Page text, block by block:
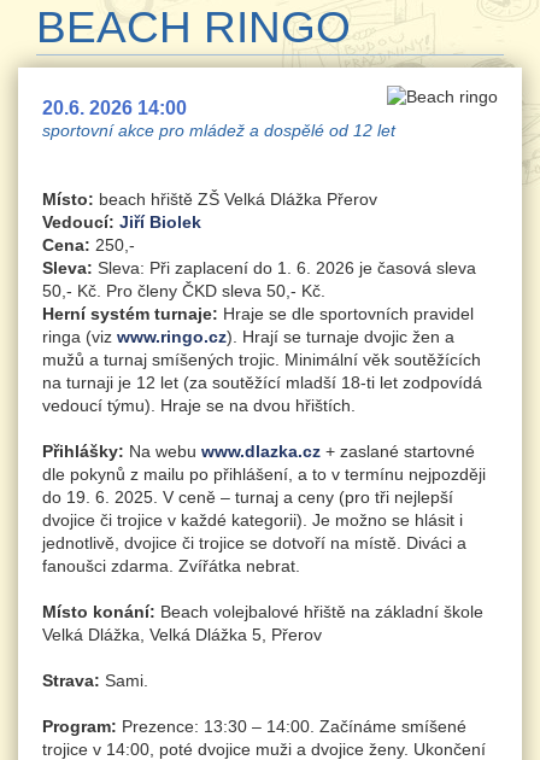
BEACH RINGO
20.6. 2026 14:00
sportovní akce pro mládež a dospělé od 12 let
Místo: beach hřiště ZŠ Velká Dlážka Přerov
Vedoucí: Jiří Biolek
Cena: 250,-
Sleva: Sleva: Při zaplacení do 1. 6. 2026 je časová sleva
50,- Kč. Pro členy ČKD sleva 50,- Kč.
Herní systém turnaje: Hraje se dle sportovních pravidel
ringa (viz www.ringo.cz). Hrají se turnaje dvojic žen a
mužů a turnaj smíšených trojic. Minimální věk soutěžících
na turnaji je 12 let (za soutěžící mladší 18-ti let zodpovídá
vedoucí týmu). Hraje se na dvou hřištích.
Přihlášky: Na webu www.dlazka.cz + zaslané startovné
dle pokynů z mailu po přihlášení, a to v termínu nejpozději
do 19. 6. 2025. V ceně – turnaj a ceny (pro tři nejlepší
dvojice či trojice v každé kategorii). Je možno se hlásit i
jednotlivě, dvojice či trojice se dotvoří na místě. Diváci a
fanoušci zdarma. Zvířátka nebrat.
Místo konání: Beach volejbalové hřiště na základní škole
Velká Dlážka, Velká Dlážka 5, Přerov
Strava: Sami.
Program: Prezence: 13:30 – 14:00. Začínáme smíšené
trojice v 14:00, poté dvojice muži a dvojice ženy. Ukončení